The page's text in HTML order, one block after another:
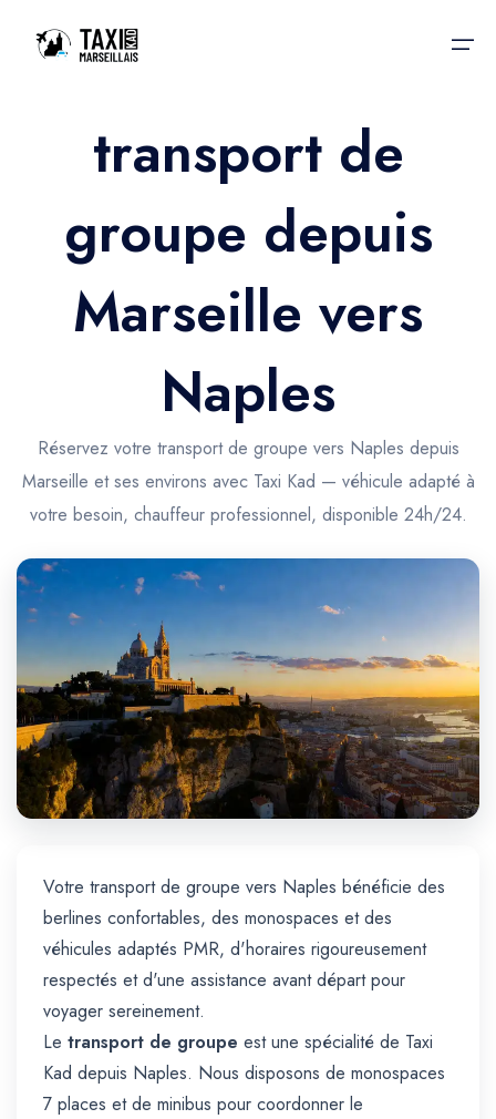
Accueil
Trajet Gare SNCF
Trajet Port croisière
Trajet Séminaire
Trajet Santé
Trajet Longue Distance
Taxis aéroport
Réservation
Actualités & évènements
Contactez-nous
transport de
groupe depuis
Marseille vers
Naples
Réservez votre transport de groupe vers Naples depuis
Marseille et ses environs avec Taxi Kad — véhicule adapté à
votre besoin, chauffeur professionnel, disponible 24h/24.
Votre transport de groupe vers Naples bénéficie des
berlines confortables, des monospaces et des
véhicules adaptés PMR, d'horaires rigoureusement
respectés et d'une assistance avant départ pour
voyager sereinement.
Le transport de groupe est une spécialité de Taxi
Kad depuis Naples. Nous disposons de monospaces
7 places et de minibus pour coordonner le